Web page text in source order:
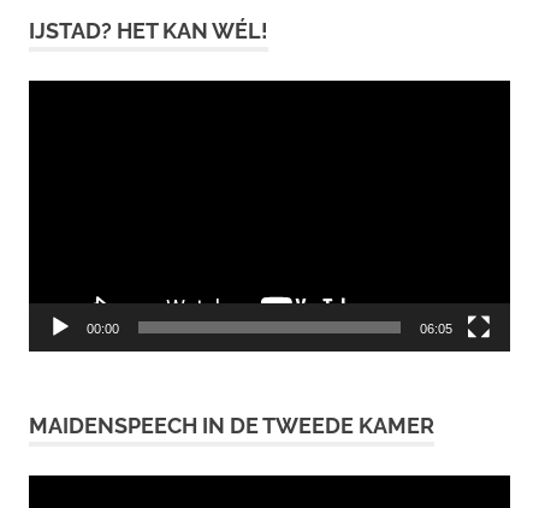
IJSTAD? HET KAN WÉL!
00:00 06:05
MAIDENSPEECH IN DE TWEEDE KAMER